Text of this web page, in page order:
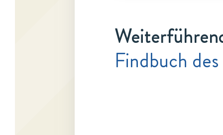
Findbuch